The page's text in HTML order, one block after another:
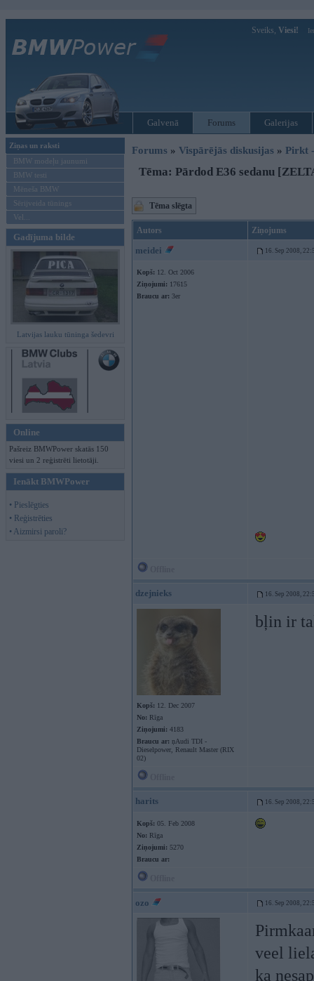
Sveiks, Viesi!
Galvenā Forums Galerijas
Ziņas un raksti
BMW modeļu jaunumi
BMW testi
Mēneša BMW
Sērijveida tūnings
Vel...
Gadījuma bilde
Latvijas lauku tūninga šedevri
Online
Pašreiz BMWPower skatās 150
viesi un 2 reģistrēti lietotāji.
Ienākt BMWPower
• Pieslēgties
• Reģistrēties
• Aizmirsi paroli?
Forums » Vispārējās diskusijas » Pirkt
Tēma: Pārdod E36 sedanu
Tēma slēgta
Autors Ziņojums
meidei 16. Sep 2008,
Kopš: 12. Oct 2006
Ziņojumi: 17615
Braucu ar: 3er
dzejnieks 16. Sep 2008,
Kopš: 12. Dec 2007
No: Rīga
Ziņojumi: 4183
Braucu ar: ņAudi TDI -
Dieselpower, Renault Master (RIX
02)
bļin ir
harits 16. Sep 2008,
Kopš: 05. Feb 2008
No: Rīga
Ziņojumi: 5270
Braucu ar:
ozo 16. Sep 2008,
veel
ka